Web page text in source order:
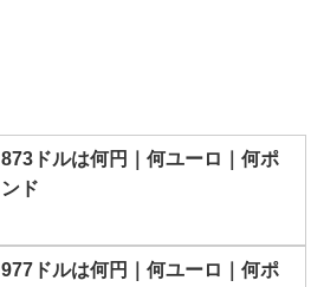
873ドルは何円｜何ユーロ｜何ポ
ンド
977ドルは何円｜何ユーロ｜何ポ